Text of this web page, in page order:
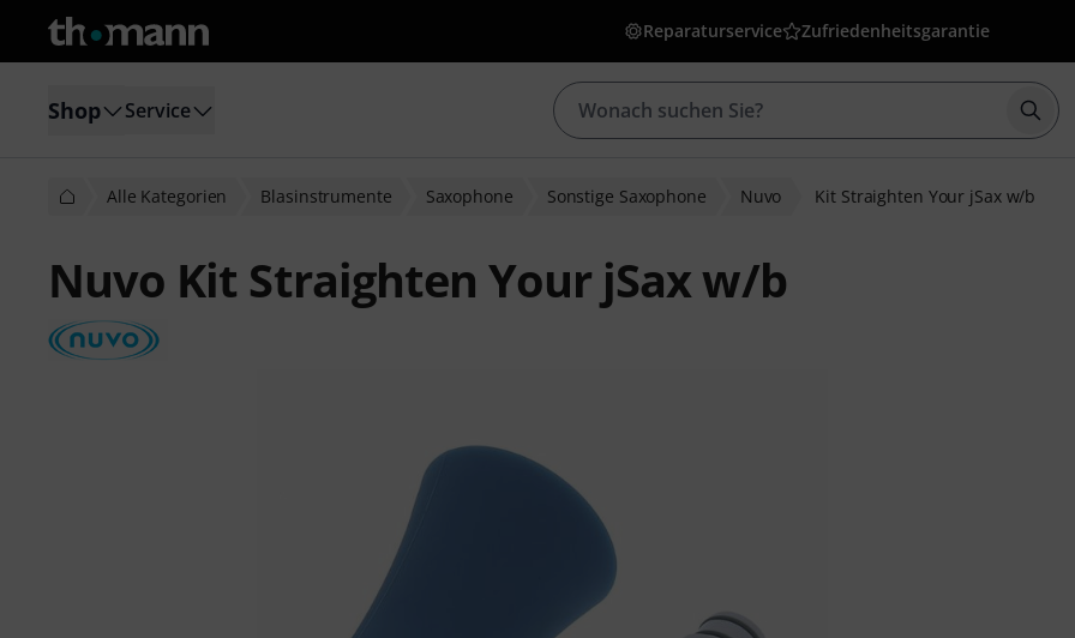
Reparaturservice Zufriedenheitsgarantie
Shop Service
Alle Kategorien Blasinstrumente Saxophone Sonstige Saxophone Nuvo Kit Straighten Your jSax w/b
Nuvo Kit Straighten Your jSax w/b